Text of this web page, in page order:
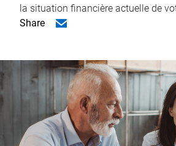
la situation financière actuelle de
Share